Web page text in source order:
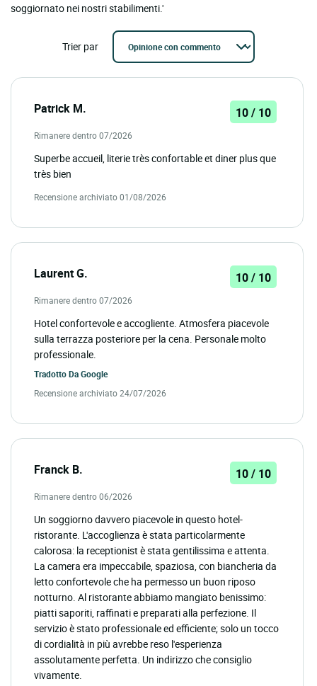
soggiornato nei nostri stabilimenti.'
Trier par
Patrick M. 10 / 10
Rimanere dentro 07/2026
Superbe accueil, literie très confortable et diner plus que
très bien
Recensione archiviato 01/08/2026
Laurent G. 10 / 10
Rimanere dentro 07/2026
Hotel confortevole e accogliente. Atmosfera piacevole
sulla terrazza posteriore per la cena. Personale molto
professionale.
Tradotto DaGoogle
Recensione archiviato 24/07/2026
Franck B. 10 / 10
Rimanere dentro 06/2026
Un soggiorno davvero piacevole in questo hotel-
ristorante. L'accoglienza è stata particolarmente
calorosa: la receptionist è stata gentilissima e attenta.
La camera era impeccabile, spaziosa, con biancheria da
letto confortevole che ha permesso un buon riposo
notturno. Al ristorante abbiamo mangiato benissimo:
piatti saporiti, raffinati e preparati alla perfezione. Il
servizio è stato professionale ed efficiente; solo un tocco
di cordialità in più avrebbe reso l'esperienza
assolutamente perfetta. Un indirizzo che consiglio
vivamente.